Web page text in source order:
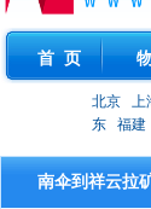
首 页
北京 上
东
福建
南伞到祥云拉